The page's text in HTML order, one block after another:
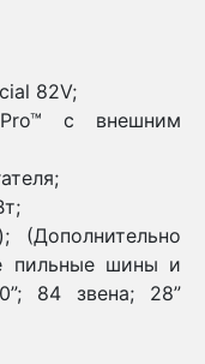
82V;
с внешним
пильные шины и
84 звена; 28”